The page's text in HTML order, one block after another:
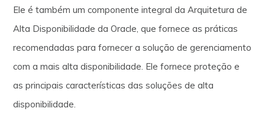
Ele é também um componente integral da Arquitetura de
Alta Disponibilidade da Oracle, que fornece as práticas
recomendadas para fornecer a solução de gerenciamento
com a mais alta disponibilidade. Ele fornece proteção e
as principais características das soluções de alta
disponibilidade.